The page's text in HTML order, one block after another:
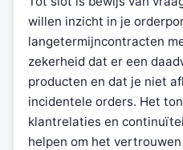
willen inzicht in je
langetermijncontracten
zekerheid dat er een
producten en dat je niet
incidentele orders. Het
klantrelaties en
helpen om het